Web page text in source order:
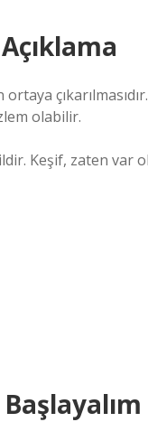
olabilir.
Keşif, zaten var